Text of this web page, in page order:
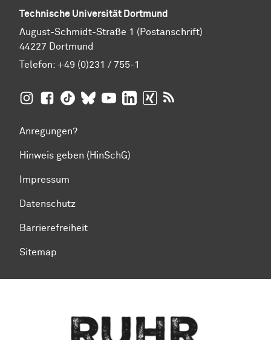
Technische Universität Dortmund
August-Schmidt-Straße 1 (Postanschrift)
44227 Dortmund
Telefon: +49 (0)231 / 755-1
TU Dortmund auf Insta­gram
TU Dortmund auf Facebook
TU Dortmund auf TikTok
TU Dortmund auf BlueSky
TU Dortmund auf YouTube
TU Dortmund auf LinkedIn
TU Dortmund auf XING
Anregungen?
Hinweis geben (HinSchG)
Impressum
Datenschutz
Barrierefreiheit
Sitemap